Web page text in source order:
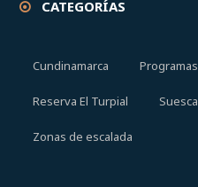
CATEGORÍAS
Cundinamarca Programas
Reserva El Turpial Suesca
Zonas de escalada